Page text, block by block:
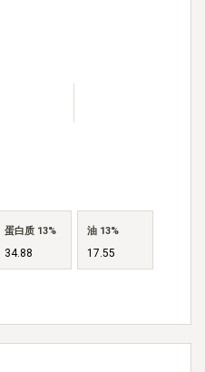
蛋白质 13%
34.88
油 13%
17.55